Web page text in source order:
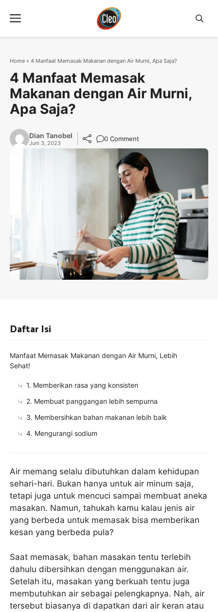
Menu
Home » 4 Manfaat Memasak Makanan dengan Air Murni, Apa Saja?
4 Manfaat Memasak
Makanan dengan Air Murni,
Apa Saja?
Dian Tanobel
Juni 3, 2023
0 Comment
Air memang selalu dibutuhkan dalam kehidupan
sehari-hari. Bukan hanya untuk air minum saja,
tetapi juga untuk mencuci sampai membuat aneka
masakan. Namun, tahukah kamu kalau jenis air
yang berbeda untuk memasak bisa memberikan
kesan yang berbeda pula?
Saat memasak, bahan masakan tentu terlebih
dahulu dibersihkan dengan menggunakan air.
Setelah itu, masakan yang berkuah tentu juga
membutuhkan air sebagai pelengkapnya. Nah, air
tersebut biasanya di dapatkan dari air keran atau
Daftar Isi
Manfaat Memasak Makanan dengan Air Murni, Lebih
Sehat!
1. Memberikan rasa yang konsisten
2. Membuat panggangan lebih sempurna
3. Membersihkan bahan makanan lebih baik
4. Mengurangi sodium